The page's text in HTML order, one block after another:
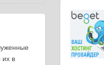
их в